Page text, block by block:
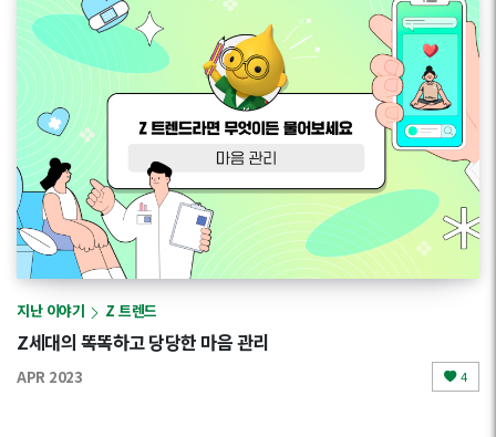
지난 이야기 Z 트렌드
Z세대의 똑똑하고 당당한 마음 관리
APR 2023 4